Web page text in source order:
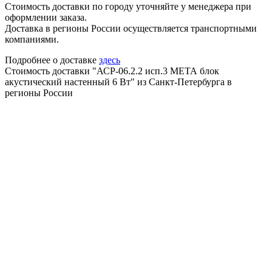
Стоимость доставки по городу уточняйте у менеджера при
оформлении заказа.
Доставка в регионы России осуществляется транспортными
компаниями.
Подробнее о доставке здесь
Стоимость доставки "АСР-06.2.2 исп.3 МЕТА блок
акустический настенный 6 Вт" из Санкт-Петербурга в
регионы России